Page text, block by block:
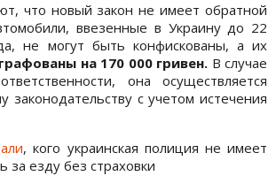
что новый закон не имеет обратной
ввезенные в Украину до 22
не могут быть конфискованы, а их
на 170 000 гривен. В случае
она осуществляется
законодательству с учетом истечения
, кого украинская полиция не имеет
за езду без страховки